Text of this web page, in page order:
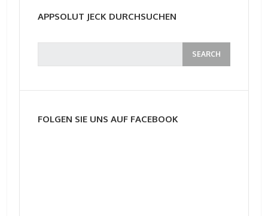
APPSOLUT JECK DURCHSUCHEN
FOLGEN SIE UNS AUF FACEBOOK